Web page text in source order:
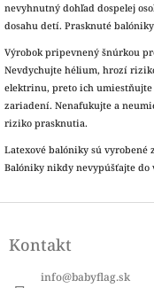
nevyhnutný dohľad dospelej
dosahu detí. Prasknuté
Výrobok pripevnený šnúrkou
Nevdychujte hélium, hrozí
elektrinu, preto ich umiestňujte
zariadení. Nenafukujte a
riziko prasknutia.
Latexové balóniky sú vyrobené
Balóniky nikdy nevypúšťajte do
Z
pKontakt
info@babyflag.sk